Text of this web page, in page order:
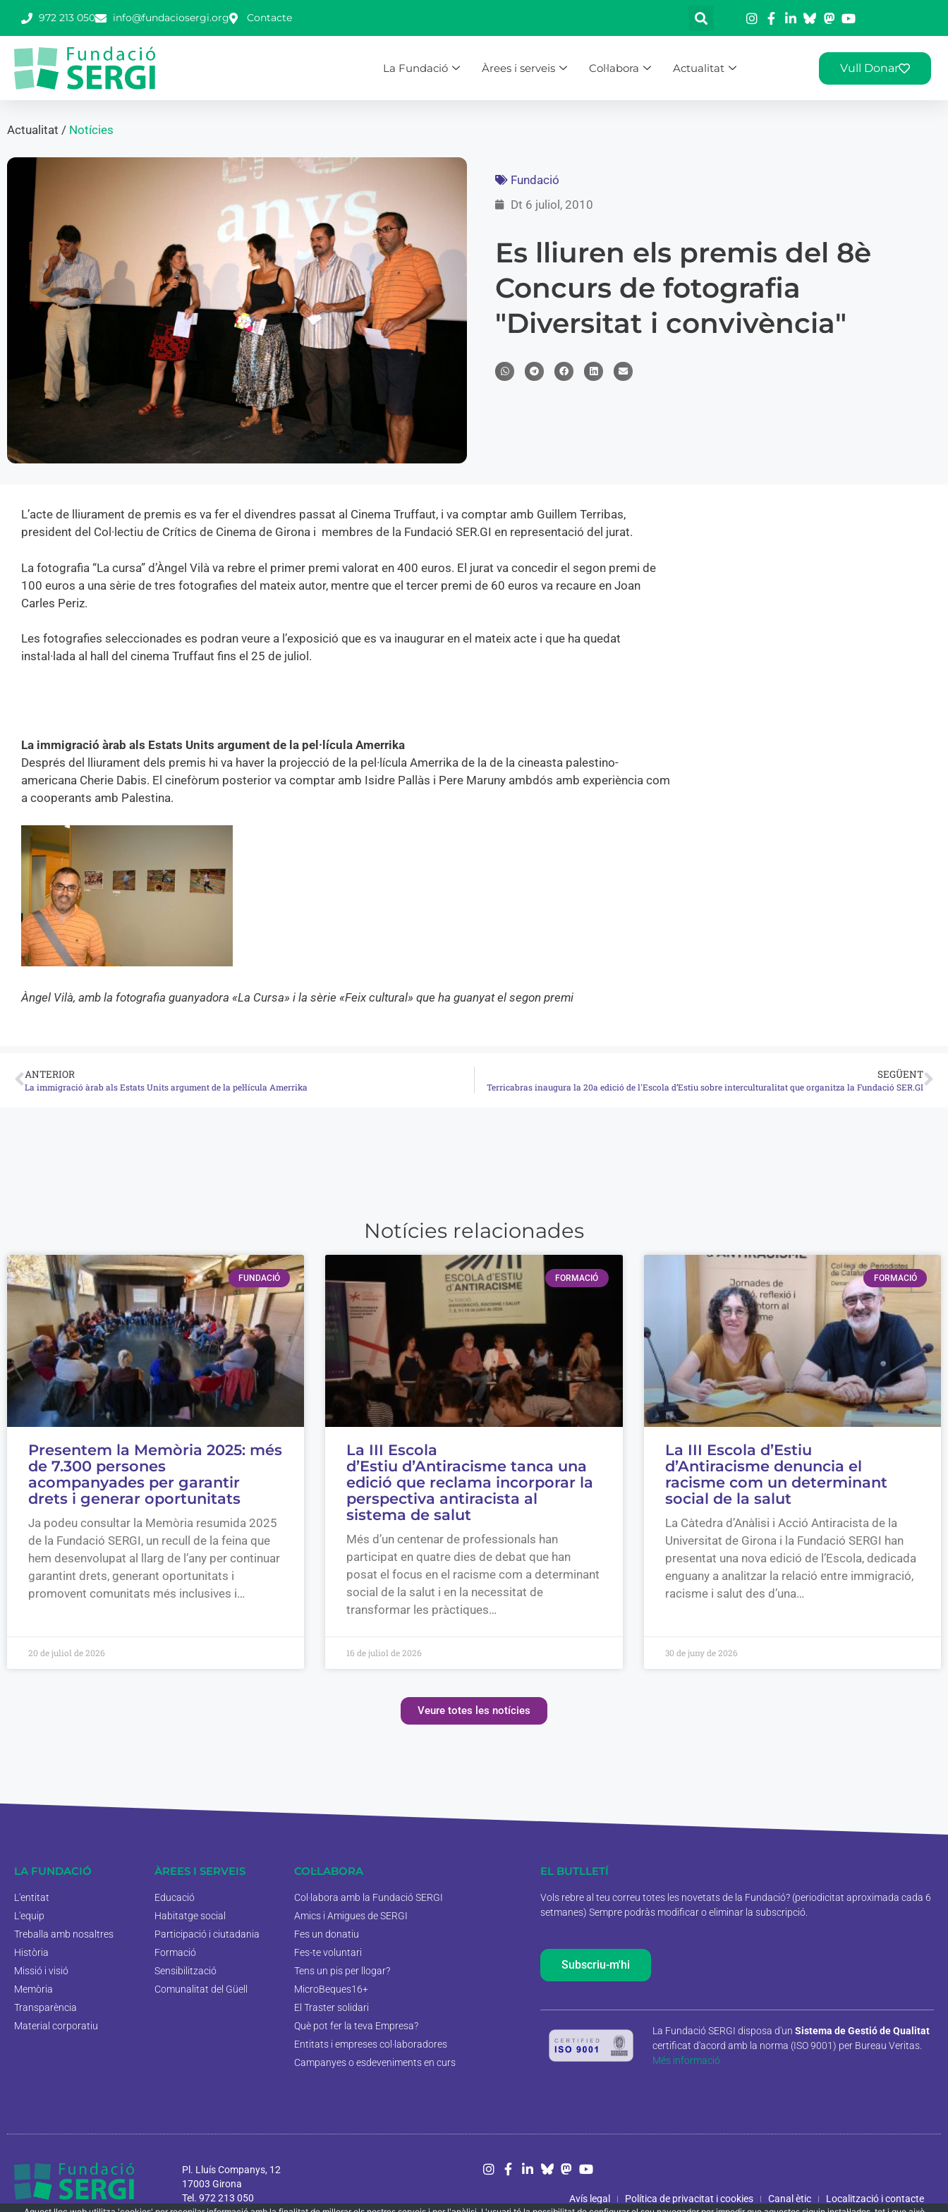
972 213 050 info@fundaciosergi.org Contacte
La Fundació Àrees i serveis Col·labora Actualitat Vull Donar
Actualitat / Notícies
Fundació
Dt 6 juliol, 2010
Es lliuren els premis del 8è
Concurs de fotografia
"Diversitat i convivència"
L’acte de lliurament de premis es va fer el divendres passat al Cinema Truffaut, i va comptar amb Guillem Terribas,
president del Col·lectiu de Crítics de Cinema de Girona i membres de la Fundació SER.GI en representació del jurat.
La fotografia “La cursa” d’Àngel Vilà va rebre el primer premi valorat en 400 euros. El jurat va concedir el segon premi de
100 euros a una sèrie de tres fotografies del mateix autor, mentre que el tercer premi de 60 euros va recaure en Joan
Carles Periz.
Les fotografies seleccionades es podran veure a l’exposició que es va inaugurar en el mateix acte i que ha quedat
instal·lada al hall del cinema Truffaut fins el 25 de juliol.
La immigració àrab als Estats Units argument de la pel·lícula Amerrika
Després del lliurament dels premis hi va haver la projecció de la pel·lícula Amerrika de la de la cineasta palestino-
americana Cherie Dabis. El cinefòrum posterior va comptar amb Isidre Pallàs i Pere Maruny ambdós amb experiència com
a cooperants amb Palestina.
Àngel Vilà, amb la fotografia guanyadora «La Cursa» i la sèrie «Feix cultural» que ha guanyat el segon premi
ANTERIOR
La immigració àrab als Estats Units argument de la pel·lícula Amerrika
SEGÜENT
Terricabras inaugura la 20a edició de l'Escola d’Estiu sobre interculturalitat que organitza la Fundació SER.GI
Notícies relacionades
FUNDACIÓ
Presentem la Memòria 2025: més
de 7.300 persones
acompanyades per garantir
drets i generar oportunitats
Ja podeu consultar la Memòria resumida 2025
de la Fundació SERGI, un recull de la feina que
hem desenvolupat al llarg de l’any per continuar
garantint drets, generant oportunitats i
promovent comunitats més inclusives i…
20 de juliol de 2026
FORMACIÓ
La III Escola
d’Estiu d’Antiracisme tanca una
edició que reclama incorporar la
perspectiva antiracista al
sistema de salut
Més d’un centenar de professionals han
participat en quatre dies de debat que han
posat el focus en el racisme com a determinant
social de la salut i en la necessitat de
transformar les pràctiques…
16 de juliol de 2026
FORMACIÓ
La III Escola d’Estiu
d’Antiracisme denuncia el
racisme com un determinant
social de la salut
La Càtedra d’Anàlisi i Acció Antiracista de la
Universitat de Girona i la Fundació SERGI han
presentat una nova edició de l’Escola, dedicada
enguany a analitzar la relació entre immigració,
racisme i salut des d’una…
30 de juny de 2026
Veure totes les notícies
LA FUNDACIÓ
L'entitat
L'equip
Treballa amb nosaltres
Història
Missió i visió
Memòria
Transparència
Material corporatiu
ÀREES I SERVEIS
Educació
Habitatge social
Participació i ciutadania
Formació
Sensibilització
Comunalitat del Güell
COL·LABORA
Col·labora amb la Fundació SERGI
Amics i Amigues de SERGI
Fes un donatiu
Fes-te voluntari
Tens un pis per llogar?
MicroBeques16+
El Traster solidari
Què pot fer la teva Empresa?
Entitats i empreses col·laboradores
Campanyes o esdeveniments en curs
EL BUTLLETÍ
Vols rebre al teu correu totes les novetats de la Fundació? (periodicitat aproximada cada 6
setmanes) Sempre podràs modificar o eliminar la subscripció.
Subscriu-m'hi
La Fundació SERGI disposa d'un Sistema de Gestió de Qualitat
certificat d'acord amb la norma (ISO 9001) per Bureau Veritas.
Més informació
Pl. Lluís Companys, 12
17003 Girona
Tel. 972 213 050
Avís legal Política de privacitat i cookies Canal ètic Localització i contacte